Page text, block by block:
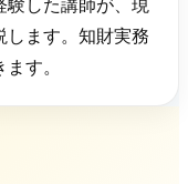
験した講師が、現
します。知財実務
す。